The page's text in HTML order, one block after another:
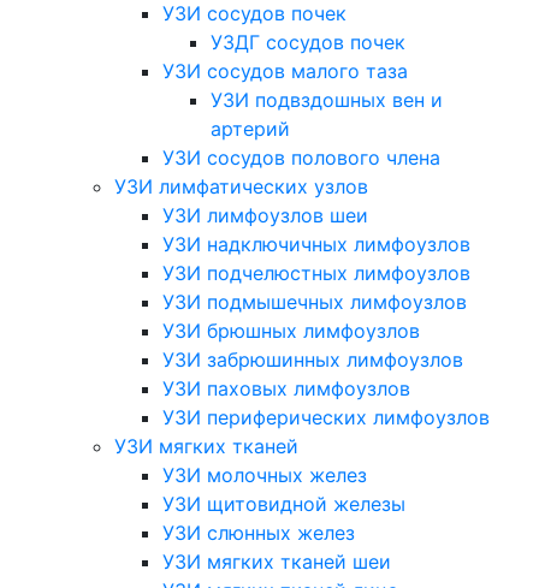
УЗИ сосудов почек
УЗДГ сосудов почек
УЗИ сосудов малого таза
УЗИ подвздошных вен и
артерий
УЗИ сосудов полового члена
УЗИ лимфатических узлов
УЗИ лимфоузлов шеи
УЗИ надключичных лимфоузлов
УЗИ подчелюстных лимфоузлов
УЗИ подмышечных лимфоузлов
УЗИ брюшных лимфоузлов
УЗИ забрюшинных лимфоузлов
УЗИ паховых лимфоузлов
УЗИ периферических лимфоузлов
УЗИ мягких тканей
УЗИ молочных желез
УЗИ щитовидной железы
УЗИ слюнных желез
УЗИ мягких тканей шеи